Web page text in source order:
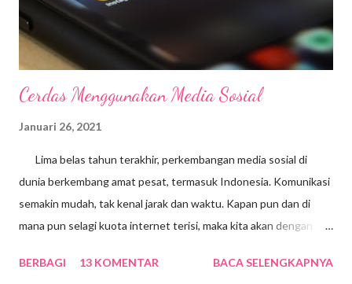
Cerdas Menggunakan Media Sosial
Januari 26, 2021
Lima belas tahun terakhir, perkembangan media sosial di
dunia berkembang amat pesat, termasuk Indonesia. Komunikasi
semakin mudah, tak kenal jarak dan waktu. Kapan pun dan di
mana pun selagi kuota internet terisi, maka kita akan dengan
manapun. Positifnya, masyarakat kita jadi sangat melek
BERBAGI 13 KOMENTAR BACA SELENGKAPNYA